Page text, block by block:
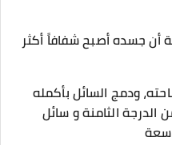
أن جسده أصبح شفافاً أكثر
ودمج السائل بأكمله
الثامنة و سائل